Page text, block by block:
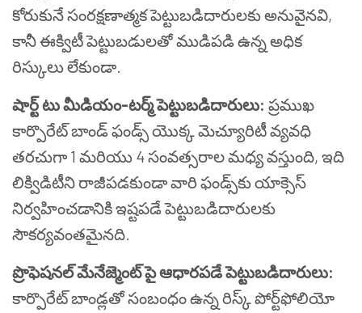
కోరుకునే సంరక్షణాత్మక పెట్టుబడిదారులకు అనువైనవి,
కానీ ఈక్విటీ పెట్టుబడులతో ముడిపడి ఉన్న అధిక
రిస్కులు లేకుండా.
షార్ట్ టు మీడియం-టర్మ్ పెట్టుబడిదారులు: ప్రముఖ
కార్పొరేట్ బాండ్ ఫండ్స్ యొక్క మెచ్యూరిటీ వ్యవధి
తరచుగా 1 మరియు 4 సంవత్సరాల మధ్య వస్తుంది, ఇది
లిక్విడిటీని రాజీపడకుండా వారి ఫండ్స్‌కు యాక్సెస్
నిర్వహించడానికి ఇష్టపడే పెట్టుబడిదారులకు
సౌకర్యవంతమైనది.
ప్రొఫెషనల్ మేనేజ్మెంట్ పై ఆధారపడే పెట్టుబడిదారులు:
కార్పొరేట్ బాండ్లతో సంబంధం ఉన్న రిస్క్ పోర్ట్‌ఫోలియో